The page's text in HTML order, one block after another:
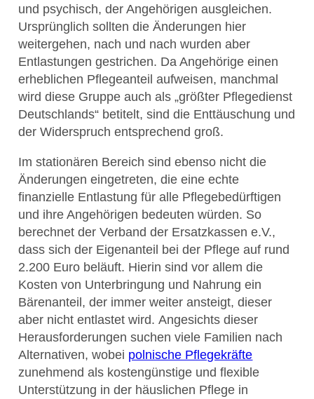
und psychisch, der Angehörigen ausgleichen.
Ursprünglich sollten die Änderungen hier
weitergehen, nach und nach wurden aber
Entlastungen gestrichen. Da Angehörige einen
erheblichen Pflegeanteil aufweisen, manchmal
wird diese Gruppe auch als „größter Pflegedienst
Deutschlands“ betitelt, sind die Enttäuschung und
der Widerspruch entsprechend groß.
Im stationären Bereich sind ebenso nicht die
Änderungen eingetreten, die eine echte
finanzielle Entlastung für alle Pflegebedürftigen
und ihre Angehörigen bedeuten würden. So
berechnet der Verband der Ersatzkassen e.V.,
dass sich der Eigenanteil bei der Pflege auf rund
2.200 Euro beläuft. Hierin sind vor allem die
Kosten von Unterbringung und Nahrung ein
Bärenanteil, der immer weiter ansteigt, dieser
aber nicht entlastet wird. Angesichts dieser
Herausforderungen suchen viele Familien nach
Alternativen, wobei polnische Pflegekräfte
zunehmend als kostengünstige und flexible
Unterstützung in der häuslichen Pflege in